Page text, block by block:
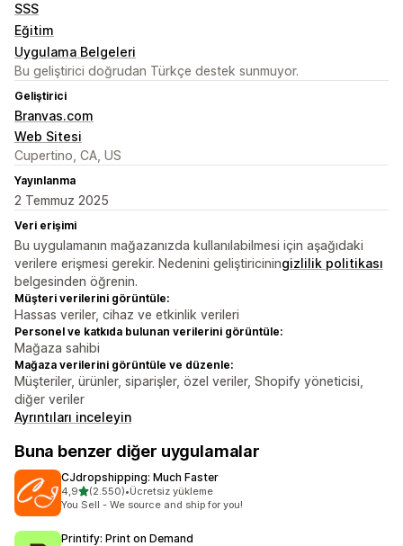
SSS
Eğitim
Uygulama Belgeleri
Bu geliştirici doğrudan Türkçe destek sunmuyor.
Geliştirici
Branvas.com
Web Sitesi
Cupertino, CA, US
Yayınlanma
2 Temmuz 2025
Veri erişimi
Bu uygulamanın mağazanızda kullanılabilmesi için aşağıdaki
verilere erişmesi gerekir. Nedenini geliştiriciningizlilik politikası
belgesinden öğrenin.
Müşteri verilerini görüntüle:
Hassas veriler, cihaz ve etkinlik verileri
Personel ve katkıda bulunan verilerini görüntüle:
Mağaza sahibi
Mağaza verilerini görüntüle ve düzenle:
Müşteriler, ürünler, siparişler, özel veriler, Shopify yöneticisi,
diğer veriler
Ayrıntıları inceleyin
Buna benzer diğer uygulamalar
CJdropshipping: Much Faster
4,95 yıldız üzerinden
(2.550)
toplam 2550 değerlendirme
•Ücretsiz yükleme
You Sell - We source and ship for you!
Printify: Print on Demand